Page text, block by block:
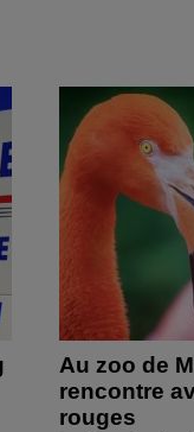
Au zoo de
rencontre
rouges